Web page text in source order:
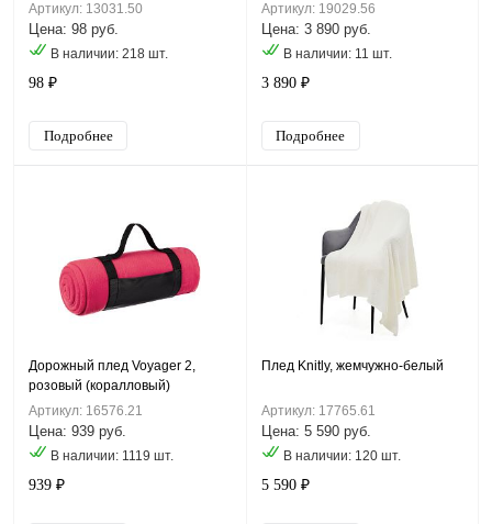
Артикул: 13031.50
Цена: 98 руб.
В наличии: 218 шт.
98 ₽
Подробнее
Артикул: 19029.56
Цена: 3 890 руб.
В наличии: 11 шт.
3 890 ₽
Подробнее
Дорожный плед Voyager 2,
розовый (коралловый)
Артикул: 16576.21
Цена: 939 руб.
В наличии: 1119 шт.
939 ₽
Плед Knitly, жемчужно-белый
Артикул: 17765.61
Цена: 5 590 руб.
В наличии: 120 шт.
5 590 ₽